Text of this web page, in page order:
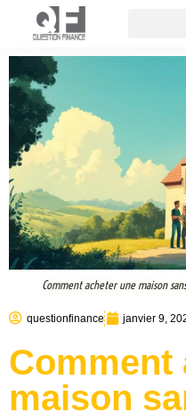
Comment acheter une maison
questionfinance janvier 9,
Comment
maison